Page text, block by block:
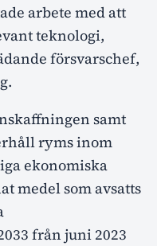
arbete med att
teknologi,
försvarschef,
samt
ryms inom
ekonomiska
medel som avsatts
från juni 2023